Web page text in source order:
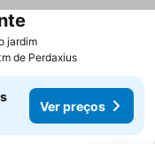
jardim
de Perdaxius
Ver preços